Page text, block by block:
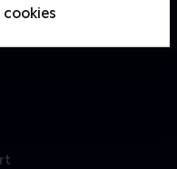
cookies
frustrerede Dr.